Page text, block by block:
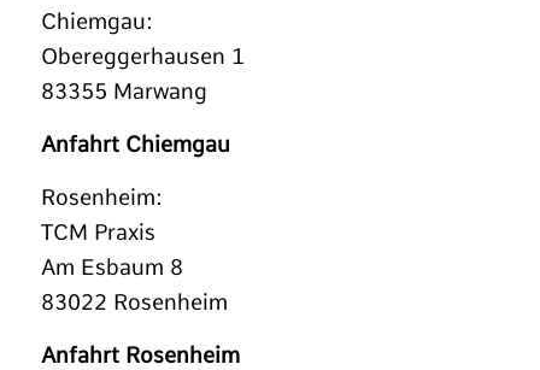
Chiemgau:
Obereggerhausen 1
83355 Marwang
Anfahrt Chiemgau
Rosenheim:
TCM Praxis
Am Esbaum 8
83022 Rosenheim
Anfahrt Rosenheim